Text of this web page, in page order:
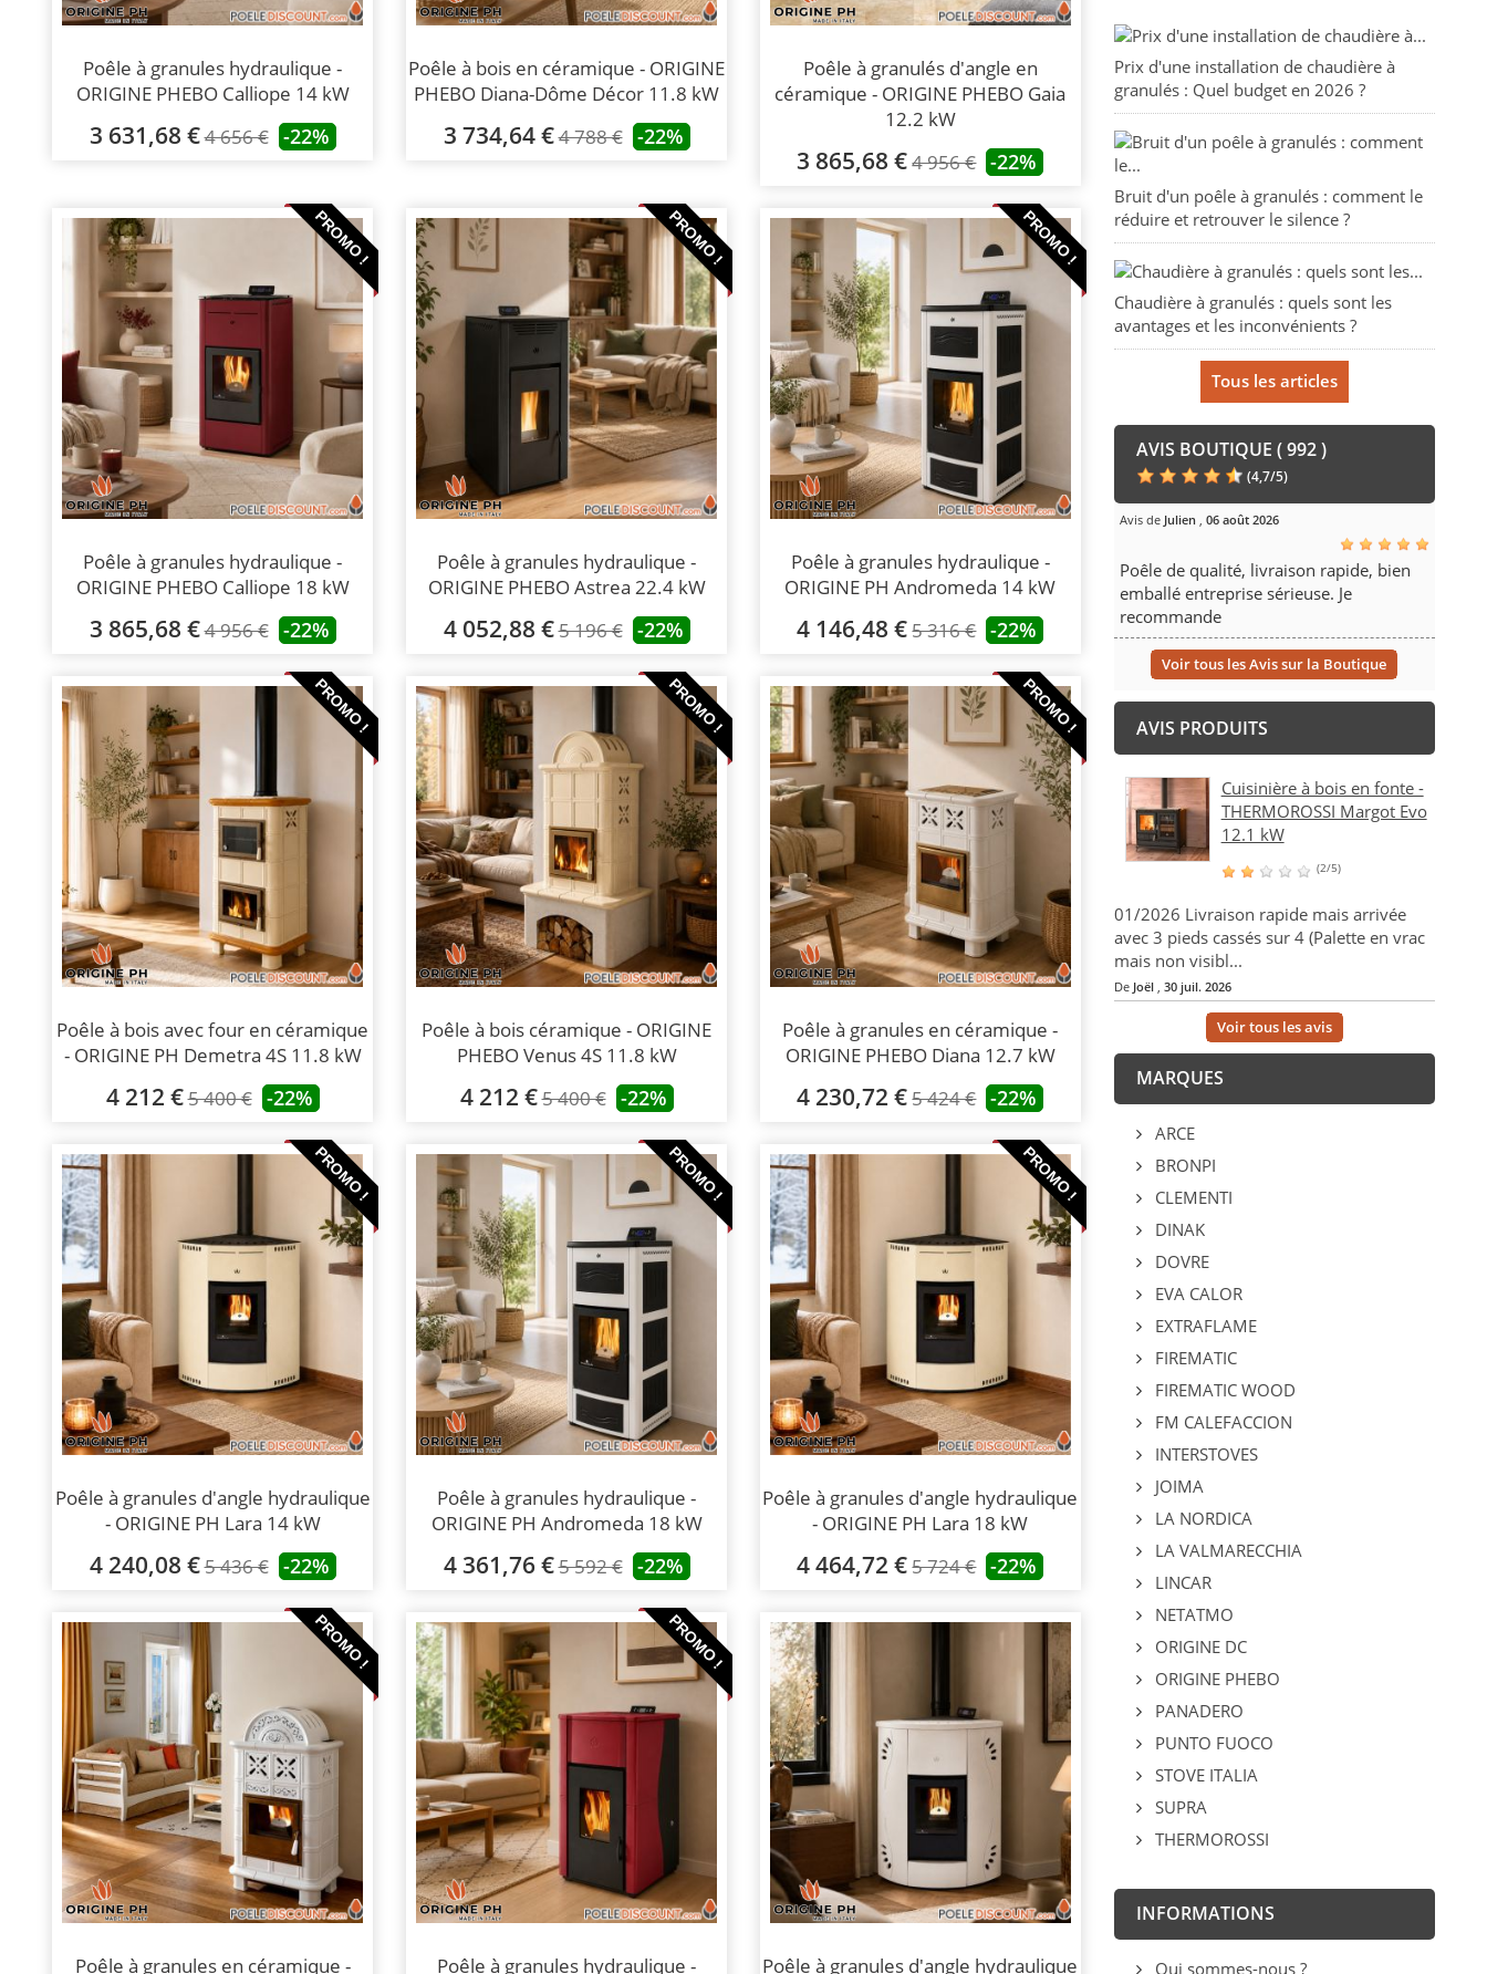
Poêle à granules hydraulique -
ORIGINE PHEBO Calliope 14 kW
3 631,68 €4 656 € -22%
Poêle à bois en céramique - ORIGINE
PHEBO Diana-Dôme Décor 11.8 kW
3 734,64 €4 788 € -22%
Poêle à granulés d'angle en
céramique - ORIGINE PHEBO Gaia
12.2 kW
3 865,68 €4 956 € -22%
PROMO !
Poêle à granules hydraulique -
ORIGINE PHEBO Calliope 18 kW
3 865,68 €4 956 € -22%
PROMO !
Poêle à granules hydraulique -
ORIGINE PHEBO Astrea 22.4 kW
4 052,88 €5 196 € -22%
PROMO !
Poêle à granules hydraulique -
ORIGINE PH Andromeda 14 kW
4 146,48 €5 316 € -22%
PROMO !
Poêle à bois avec four en céramique
- ORIGINE PH Demetra 4S 11.8 kW
4 212 €5 400 € -22%
PROMO !
Poêle à bois céramique - ORIGINE
PHEBO Venus 4S 11.8 kW
4 212 €5 400 € -22%
PROMO !
Poêle à granules en céramique -
ORIGINE PHEBO Diana 12.7 kW
4 230,72 €5 424 € -22%
PROMO !
Poêle à granules d'angle hydraulique
- ORIGINE PH Lara 14 kW
4 240,08 €5 436 € -22%
PROMO !
Poêle à granules hydraulique -
ORIGINE PH Andromeda 18 kW
4 361,76 €5 592 € -22%
PROMO !
Poêle à granules d'angle hydraulique
- ORIGINE PH Lara 18 kW
4 464,72 €5 724 € -22%
PROMO !
Poêle à granules en céramique -
PROMO !
Poêle à granules hydraulique - Poêle à granules d'angle hydraulique
Prix d'une installation de chaudière à
granulés : Quel budget en 2026 ?
Bruit d'un poêle à granulés : comment le
réduire et retrouver le silence ?
Chaudière à granulés : quels sont les
avantages et les inconvénients ?
Tous les articles
AVIS BOUTIQUE ( 992 )
(4,7/5)
Avis de Julien, 06 août 2026
Poêle de qualité, livraison rapide, bien
emballé entreprise sérieuse. Je
recommande
Voir tous les Avis sur la Boutique
AVIS PRODUITS
Cuisinière à bois en fonte -
THERMOROSSI Margot Evo
12.1 kW
(2/5)
01/2026 Livraison rapide mais arrivée
avec 3 pieds cassés sur 4 (Palette en vrac
mais non visibl...
De Joël, 30 juil. 2026
Voir tous les avis
MARQUES
ARCE
BRONPI
CLEMENTI
DINAK
DOVRE
EVA CALOR
EXTRAFLAME
FIREMATIC
FIREMATIC WOOD
FM CALEFACCION
INTERSTOVES
JOIMA
LA NORDICA
LA VALMARECCHIA
LINCAR
NETATMO
ORIGINE DC
ORIGINE PHEBO
PANADERO
PUNTO FUOCO
STOVE ITALIA
SUPRA
THERMOROSSI
INFORMATIONS
Qui sommes-nous ?